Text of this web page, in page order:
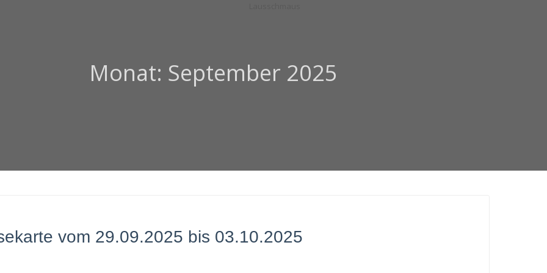
Monat: September 2025
vom 29.09.2025 bis 03.10.2025